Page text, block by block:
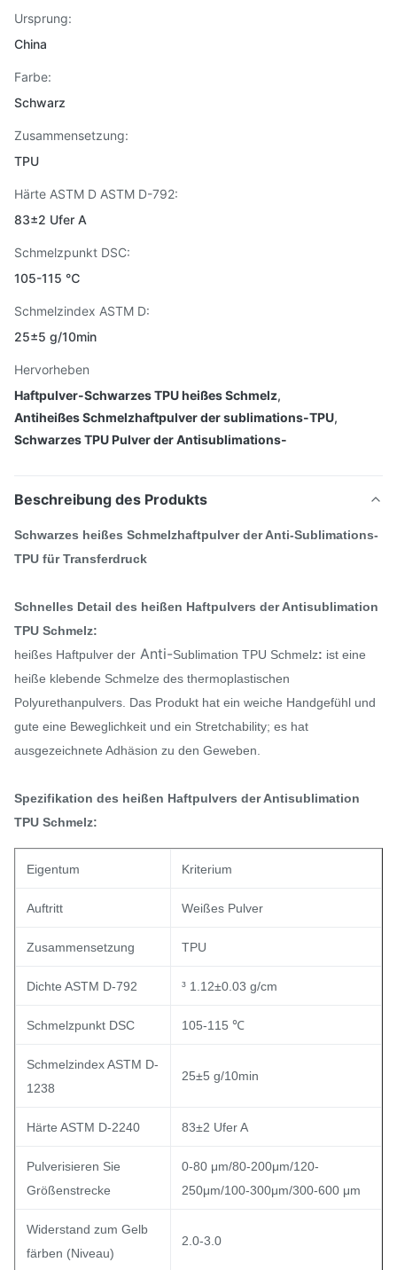
Ursprung:
China
Farbe:
Schwarz
Zusammensetzung:
TPU
Härte ASTM D ASTM D-792:
83±2 Ufer A
Schmelzpunkt DSC:
105-115 ℃
Schmelzindex ASTM D:
25±5 g/10min
Hervorheben
Haftpulver-Schwarzes TPU heißes Schmelz,
Antiheißes Schmelzhaftpulver der sublimations-TPU,
Schwarzes TPU Pulver der Antisublimations-
Beschreibung des Produkts
Schwarzes heißes Schmelzhaftpulver der Anti-Sublimations-
TPU für Transferdruck
Schnelles Detail des heißen Haftpulvers der Antisublimation
TPU Schmelz:
heißes Haftpulver der Anti-Sublimation TPU Schmelz: ist eine
heiße klebende Schmelze des thermoplastischen
Polyurethanpulvers. Das Produkt hat ein weiche Handgefühl und
gute eine Beweglichkeit und ein Stretchability; es hat
ausgezeichnete Adhäsion zu den Geweben.
Spezifikation des heißen Haftpulvers der Antisublimation
TPU Schmelz:
Eigentum Kriterium
Auftritt Weißes Pulver
Zusammensetzung TPU
Dichte ASTM D-792 ³ 1.12±0.03 g/cm
Schmelzpunkt DSC 105-115 ℃
Schmelzindex ASTM D-
1238
25±5 g/10min
Härte ASTM D-2240 83±2 Ufer A
Pulverisieren Sie
Größenstrecke
0-80 μm/80-200μm/120-
250μm/100-300μm/300-600 μm
Widerstand zum Gelb
färben (Niveau)
2.0-3.0